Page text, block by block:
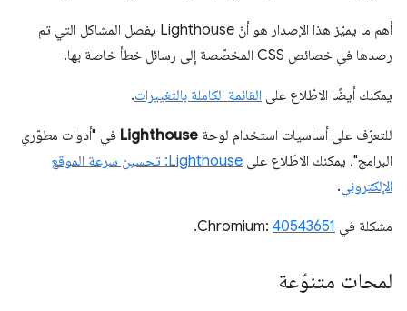
أهم ما يميّز هذا الإصدار هو أنّ Lighthouse يفصل المشاكل التي تم
رصدها في خصائص CSS المخصّصة إلى رسائل خطأ خاصة بها.
يمكنك أيضًا الاطّلاع على القائمة الكاملة بالتغييرات.
للتعرّف على أساسيات استخدام لوحة Lighthouse في "أدوات مطوّري
البرامج"، يمكنك الاطّلاع على
Lighthouse: تحسين سرعة الموقع
الإلكتروني.
مشكلة في Chromium: 40543651
.
لمحات متنوّعة